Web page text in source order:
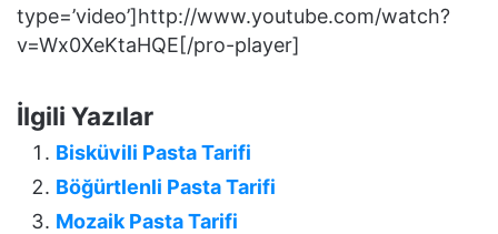
type=’video’]http://www.youtube.com/watch?
v=Wx0XeKtaHQE[/pro-player]
İlgili Yazılar
Bisküvili Pasta Tarifi
Böğürtlenli Pasta Tarifi
Mozaik Pasta Tarifi